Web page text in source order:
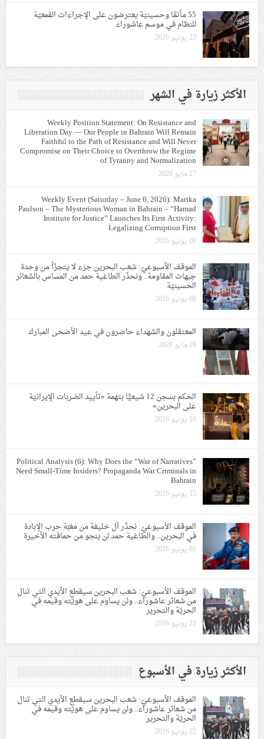
55 مأتمًا وحسينيّة يعترضون على الإجراءات القمعيّة
للنظام في موسم عاشوراء
23 يونيو 2026
الأكثر زيارة في الشهر
Weekly Position Statement: On Resistance and
Liberation Day — Our People in Bahrain Will Remain
Faithful to the Path of Resistance and Will Never
Compromise on Their Choice to Overthrow the Regime
of Tyranny and Normalization
27 مايو 2026
Weekly Event (Saturday – June 6, 2026): Marika
Paulson – The Mysterious Woman in Bahrain – “Hamad
Institute for Justice” Launches Its First Activity:
Legalizing Corruption First
08 يونيو 2026
الموقف الأسبوعيّ: شعب البحرين جزء لا يتجزّأ من وحدة
جبهات المقاومة.. ونحذّر الطاغية حمد من المساس بالشعائر
الحسينيّة
08 يونيو 2026
المعتقلون والشهداء حاضرون في عيد الأضحى المبارك
28 مايو 2026
الحكم بسجن 12 شيعيًّا بتهمة «تأييد الضربات الإيرانيّة
على البحرين»
16 يونيو 2026
Political Analysis (6): Why Does the “War of Narratives”
Need Small-Time Insiders? Propaganda War Criminals in
Bahrain
15 يونيو 2026
الموقف الأسبوعيّ: نحذّر آل خليفة من مغبّة حرب الإبادة
في البحرين.. والطاغية حمد لن ينجو من حماقته الأخيرة
01 يونيو 2026
الموقف الأسبوعيّ: شعب البحرين سيقطع الأيدي التي تنال
من شعائر عاشوراء.. ولن يساوم على هويّته وقيمه في
الحريّة والتحرير
22 يونيو 2026
الأكثر زيارة في الأسبوع
الموقف الأسبوعيّ: شعب البحرين سيقطع الأيدي التي تنال
من شعائر عاشوراء.. ولن يساوم على هويّته وقيمه في
الحريّة والتحرير
22 يونيو 2026